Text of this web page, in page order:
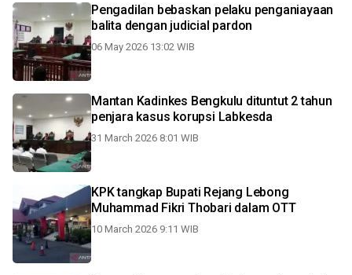
Pengadilan bebaskan pelaku penganiayaan
balita dengan judicial pardon
06 May 2026 13:02 WIB
Mantan Kadinkes Bengkulu dituntut 2 tahun
penjara kasus korupsi Labkesda
31 March 2026 8:01 WIB
KPK tangkap Bupati Rejang Lebong
Muhammad Fikri Thobari dalam OTT
10 March 2026 9:11 WIB